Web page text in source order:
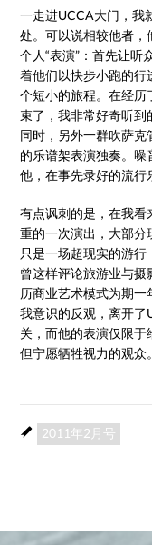
一走进UCCA大门，我
处。可以说相较他者
个人“表演”：首先让听
着他们以快步小跑的
个短小的旅程。在经
束了，我非常好奇听到
同时，另外一群吹萨
的乐谱架表演独奏。
他，在事先录好的流行
有点讽刺的是，在我看
重的一次演出，大部
只是一场超现实的游行
曾这样评论旅游业与摄
历商业艺术模式为期一
我意识的反观，离开
关，而他的表演仅限于
但宁愿牺牲视力的观众。
2011年2月号